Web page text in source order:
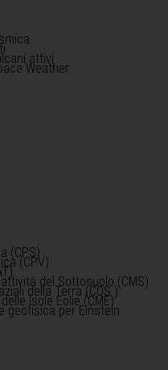
attivi
Weather
(CPS)
(CPV)
del Sottosuolo (CMS)
della Terra (COS )
Isole Eolie (CME)
geofisica per Einstein